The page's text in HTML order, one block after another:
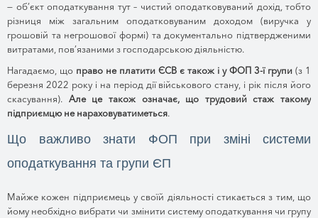
— об’єкт оподаткування тут – чистий оподатковуваний дохід, тобто
різниця між загальним оподатковуваним доходом (виручка у
грошовій та негрошової формі) та документально підтвердженими
витратами, пов’язаними з господарською діяльністю.
Нагадаємо, що право не платити ЄСВ є також і у ФОП 3-ї групи (з 1
березня 2022 року і на період дії військового стану, і рік після його
скасування). Але це також означає, що трудовий стаж такому
підприємцю не нараховуватиметься.
Що важливо знати ФОП при зміні системи
оподаткування та групи ЄП
Майже кожен підприємець у своїй діяльності стикається з тим, що
йому необхідно вибрати чи змінити систему оподаткування чи групу